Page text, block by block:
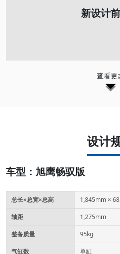
新设计
查看更
设计
车型：旭鹰畅驭版
总长×总宽×总高 1,845mm ×
轴距 1,275mm
整备质量 95kg
气缸数 单缸